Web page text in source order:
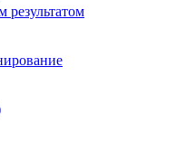
результатом